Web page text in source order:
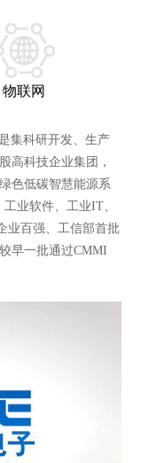
物联网
集科研开发、生产
高科技企业集团，
色低碳智慧能源系
业软件、工业IT、
业百强、工信部首批
早一批通过CMMI